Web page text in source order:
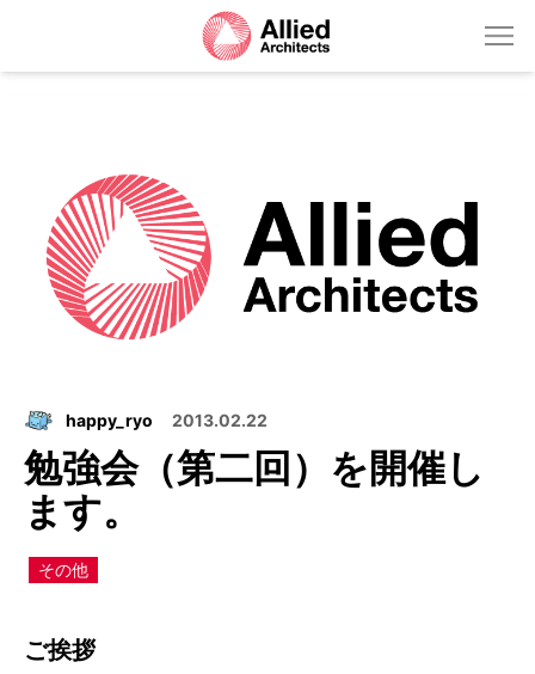
happy_ryo 2013.02.22
勉強会（第二回）を開催し
ます。
その他
ご挨拶